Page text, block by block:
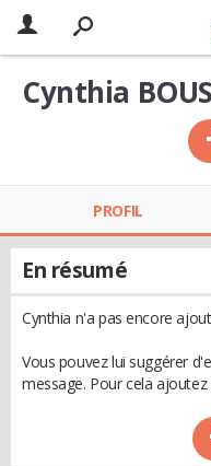
Cynthia
PROFIL
En résumé
Cynthia n'a pas encore
Vous pouvez lui suggérer
message. Pour cela